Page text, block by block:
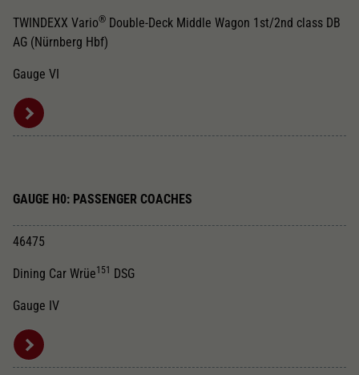
TWINDEXX Vario® Double-Deck Middle Wagon 1st/2nd class DB
AG (Nürnberg Hbf)
Gauge VI
GAUGE H0: PASSENGER COACHES
46475
Dining Car Wrüe151 DSG
Gauge IV